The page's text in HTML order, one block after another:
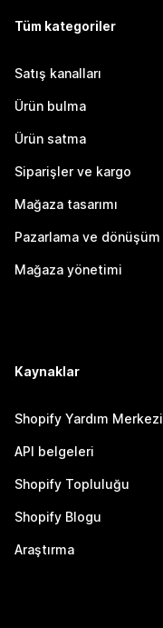
Tüm kategoriler
Satış kanalları
Ürün bulma
Ürün satma
Siparişler ve kargo
Mağaza tasarımı
Pazarlama ve dönüşüm
Mağaza yönetimi
Kaynaklar
Shopify Yardım Merkezi
API belgeleri
Shopify Topluluğu
Shopify Blogu
Araştırma